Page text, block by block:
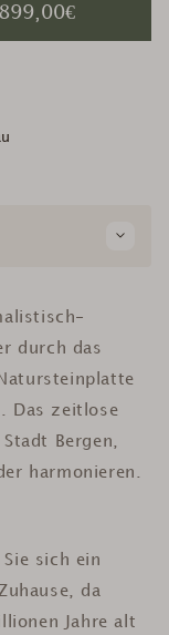
durch das
Das zeitlose
Bergen,
harmonieren.
sich ein
da
Jahre alt